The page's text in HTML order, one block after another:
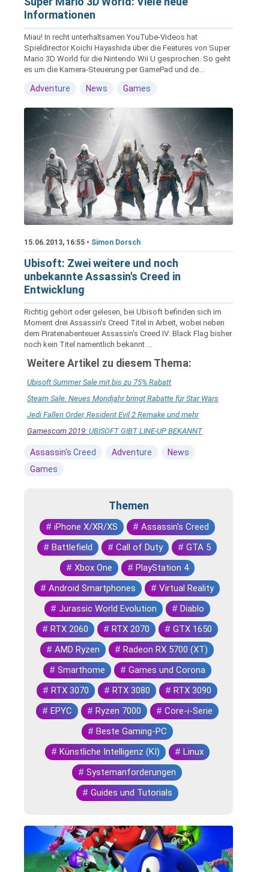
Informationen
Miau! In recht unterhaltsamen YouTube-Videos hat
Spieldirector Koichi Hayashida über die Features von Super
Mario 3D World für die Nintendo Wii U gesprochen. So geht
es um die Kamera-Steuerung per GamePad und de...
Adventure News Games
15.06.2013, 16:55 • Simon Dorsch
Ubisoft: Zwei weitere und noch
unbekannte Assassin's Creed in
Entwicklung
Richtig gehört oder gelesen, bei Ubisoft befinden sich im
Moment drei Assassin's Creed Titel in Arbeit, wobei neben
dem Piratenabenteuer Assassin's Creed IV: Black Flag bisher
noch kein Titel namentlich bekannt ...
Weitere Artikel zu diesem Thema:
Ubisoft Summer Sale mit bis zu 75% Rabatt
Steam Sale: Neues Mondjahr bringt Rabatte für Star Wars
Jedi Fallen Order, Resident Evil 2 Remake und mehr
Gamescom 2019: UBISOFT GIBT LINE-UP BEKANNT
Assassin's Creed Adventure
News
Games
Themen
# iPhone X/XR/XS # Assassin's Creed
# Battlefield # Call of Duty # GTA 5
# Xbox One # PlayStation 4
# Android Smartphones # Virtual Reality
# Jurassic World Evolution # Diablo
# RTX 2060 # RTX 2070 # GTX 1650
# AMD Ryzen # Radeon RX 5700 (XT)
# Smarthome # Games und Corona
# RTX 3070 # RTX 3080 # RTX 3090
# EPYC # Ryzen 7000 # Core-i-Serie
# Beste Gaming-PC
# Künstliche Intelligenz (KI) # Linux
# Systemanforderungen
# Guides und Tutorials